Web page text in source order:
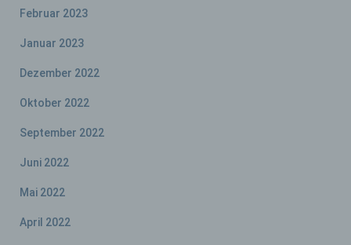
Februar 2023
Januar 2023
Dezember 2022
Oktober 2022
September 2022
Juni 2022
Mai 2022
April 2022
Verantwortlichen, dem Auftragsverarbeiter
unmittelbaren Verantwortung des
Auftragsverarbeiters befugt sind, die
abgegebene Willensbekundung in Form